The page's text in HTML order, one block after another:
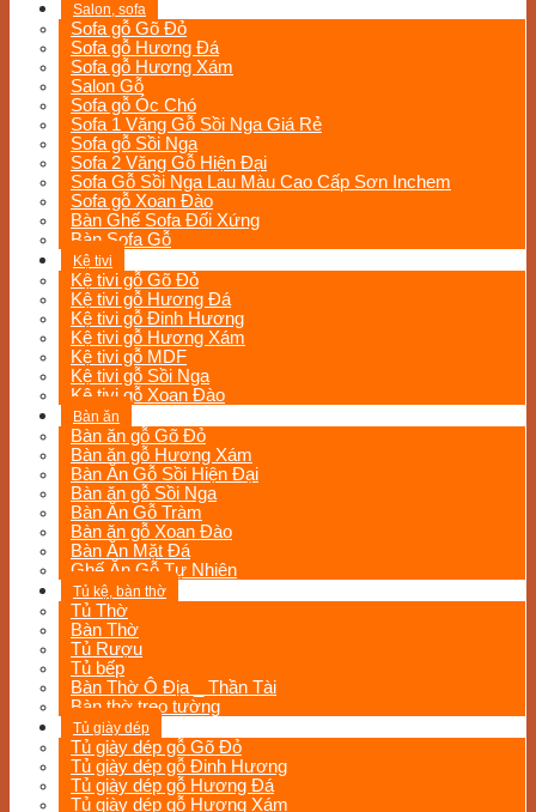
Salon, sofa
Sofa gỗ Gõ Đỏ
Sofa gỗ Hương Đá
Sofa gỗ Hương Xám
Salon Gỗ
Sofa gỗ Óc Chó
Sofa 1 Văng Gỗ Sồi Nga Giá Rẻ
Sofa gỗ Sồi Nga
Sofa 2 Văng Gỗ Hiện Đại
Sofa Gỗ Sồi Nga Lau Màu Cao Cấp Sơn Inchem
Sofa gỗ Xoan Đào
Bàn Ghế Sofa Đối Xứng
Bàn Sofa Gỗ
Kệ tivi
Kệ tivi gỗ Gõ Đỏ
Kệ tivi gỗ Hương Đá
Kệ tivi gỗ Đinh Hương
Kệ tivi gỗ Hương Xám
Kệ tivi gỗ MDF
Kệ tivi gỗ Sồi Nga
Kệ tivi gỗ Xoan Đào
Bàn ăn
Bàn ăn gỗ Gõ Đỏ
Bàn ăn gỗ Hương Xám
Bàn Ăn Gỗ Sồi Hiện Đại
Bàn ăn gỗ Sồi Nga
Bàn Ăn Gỗ Tràm
Bàn ăn gỗ Xoan Đào
Bàn Ăn Mặt Đá
Ghế Ăn Gỗ Tự Nhiên
Tủ kệ, bàn thờ
Tủ Thờ
Bàn Thờ
Tủ Rượu
Tủ bếp
Bàn Thờ Ô Địa _ Thần Tài
Bàn thờ treo tường
Tủ giày dép
Tủ giày dép gỗ Gõ Đỏ
Tủ giày dép gỗ Đinh Hương
Tủ giày dép gỗ Hương Đá
Tủ giày dép gỗ Hương Xám